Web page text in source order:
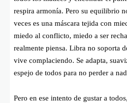
respira armonía. Pero su equilibrio
veces es una máscara tejida con
miedo al conflicto, miedo a ser
realmente piensa. Libra no soporta
vive complaciendo. Se adapta,
espejo de todos para no perder a
Pero en ese intento de gustar a